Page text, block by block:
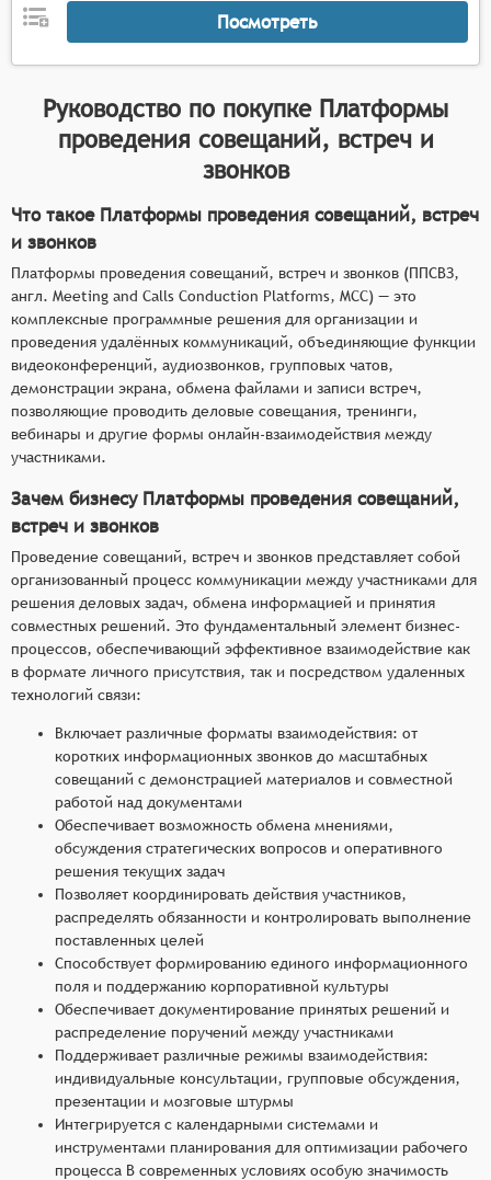
демонстрации экрана, работы с виртуальными
досками, совместного редактирования
возможностью планирования мероприятий,
отправки приглашений, автоматического
формирования повестки дня и
Функционал для презентаций с поддержкой
различных форматов контента, возможностью
аннотирования материалов, переключения
между докладчиками и управления вниманием
аудитории,
Средства для интерактивного взаимодействия с
функциями чатов, опросов, голосований и
сбора обратной связи от участников в режиме
реального времени.
Посмотреть
Руководство по покупке Платформы
проведения совещаний, встреч и
звонков
Что такое Платформы проведения совещаний, встреч
и звонков
Платформы проведения совещаний, встреч и звонков (ППСВЗ,
англ. Meeting and Calls Conduction Platforms, MCC) — это
комплексные программные решения для организации и
проведения удалённых коммуникаций, объединяющие функции
видеоконференций, аудиозвонков, групповых чатов,
демонстрации экрана, обмена файлами и записи встреч,
позволяющие проводить деловые совещания, тренинги,
вебинары и другие формы онлайн-взаимодействия между
участниками.
Зачем бизнесу Платформы проведения совещаний,
встреч и звонков
Проведение совещаний, встреч и звонков представляет собой
организованный процесс коммуникации между участниками для
решения деловых задач, обмена информацией и принятия
совместных решений. Это фундаментальный элемент бизнес-
процессов, обеспечивающий эффективное взаимодействие как
в формате личного присутствия, так и посредством удаленных
технологий связи:
Включает различные форматы взаимодействия: от
коротких информационных звонков до масштабных
совещаний с демонстрацией материалов и совместной
работой над документами
Обеспечивает возможность обмена мнениями,
обсуждения стратегических вопросов и оперативного
решения текущих задач
Позволяет координировать действия участников,
распределять обязанности и контролировать выполнение
поставленных целей
Способствует формированию единого информационного
поля и поддержанию корпоративной культуры
Обеспечивает документирование принятых решений и
распределение поручений между участниками
Поддерживает различные режимы взаимодействия:
индивидуальные консультации, групповые обсуждения,
презентации и мозговые штурмы
Интегрируется с календарными системами и
инструментами планирования для оптимизации рабочего
процесса В современных условиях особую значимость